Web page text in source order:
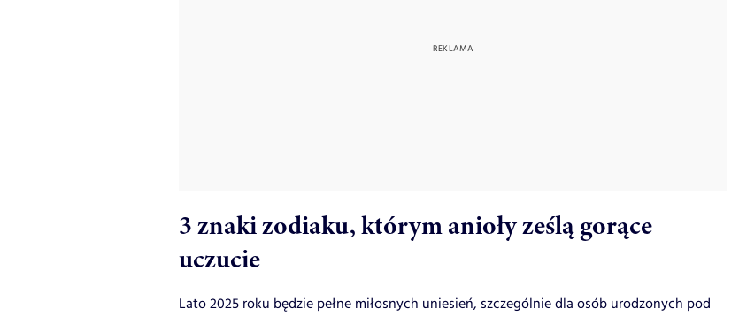
3 znaki zodiaku, którym anioły ześlą gorące
uczucie
Lato 2025 roku będzie pełne miłosnych uniesień, szczególnie dla osób urodzonych pod